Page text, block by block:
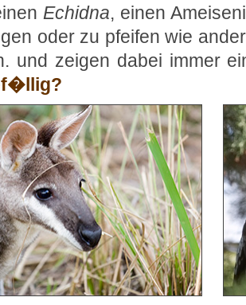
Echidna, einen
oder zu pfeifen wie
und zeigen dabei immer